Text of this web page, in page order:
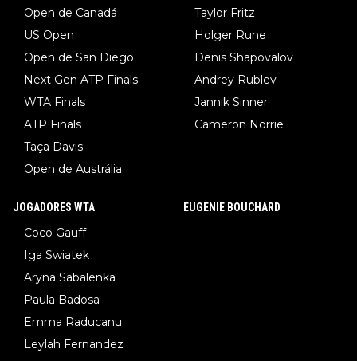
Open de Canadá
US Open
Open de San Diego
Next Gen ATP Finals
WTA Finals
ATP Finals
Taça Davis
Open de Austrália
Taylor Fritz
Holger Rune
Denis Shapovalov
Andrey Rublev
Jannik Sinner
Cameron Norrie
JOGADORES WTA
Coco Gauff
Iga Swiatek
Aryna Sabalenka
Paula Badosa
Emma Raducanu
Leylah Fernandez
EUGENIE BOUCHARD